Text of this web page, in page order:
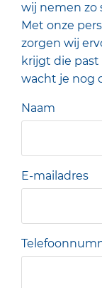
wij nemen zo
Met onze
zorgen wij
krijgt die past
wacht je nog
Naam
E-mailadres